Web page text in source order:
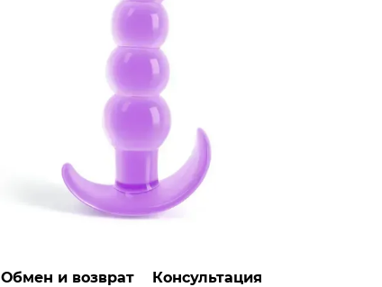
Обмен и возврат Консультация